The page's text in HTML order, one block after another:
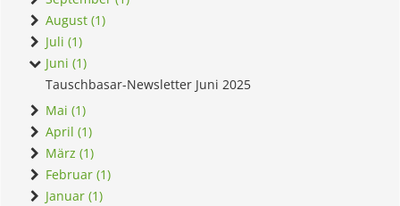
August (1)
Juli (1)
Juni (1)
Tauschbasar-Newsletter Juni 2025
Mai (1)
April (1)
März (1)
Februar (1)
Januar (1)